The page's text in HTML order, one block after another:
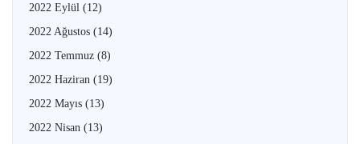
2022 Eylül (12)
2022 Ağustos (14)
2022 Temmuz (8)
2022 Haziran (19)
2022 Mayıs (13)
2022 Nisan (13)